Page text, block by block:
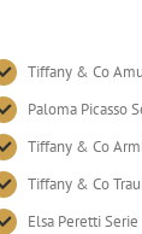
Tiffany & Co
Paloma Picasso
Tiffany & Co
Tiffany & Co
Elsa Peretti Serie